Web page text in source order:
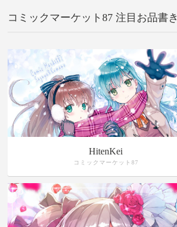
コミックマーケット87 注目お品書き
HitenKei
コミックマーケット87